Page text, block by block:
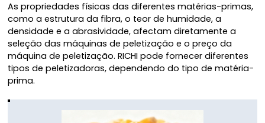
As propriedades físicas das diferentes matérias-primas,
como a estrutura da fibra, o teor de humidade, a
densidade e a abrasividade, afectam diretamente a
seleção das máquinas de peletização e o preço da
máquina de peletização. RICHI pode fornecer diferentes
tipos de peletizadoras, dependendo do tipo de matéria-
prima.